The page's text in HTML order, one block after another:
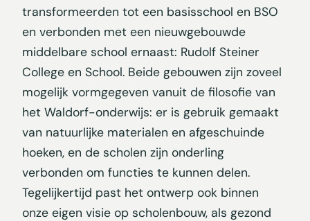
transformeerden tot een basisschool en BSO
en verbonden met een nieuwgebouwde
middelbare school ernaast: Rudolf Steiner
College en School. Beide gebouwen zijn zoveel
mogelijk vormgegeven vanuit de filosofie van
het Waldorf-onderwijs: er is gebruik gemaakt
van natuurlijke materialen en afgeschuinde
hoeken, en de scholen zijn onderling
verbonden om functies te kunnen delen.
Tegelijkertijd past het ontwerp ook binnen
onze eigen visie op scholenbouw, als gezond